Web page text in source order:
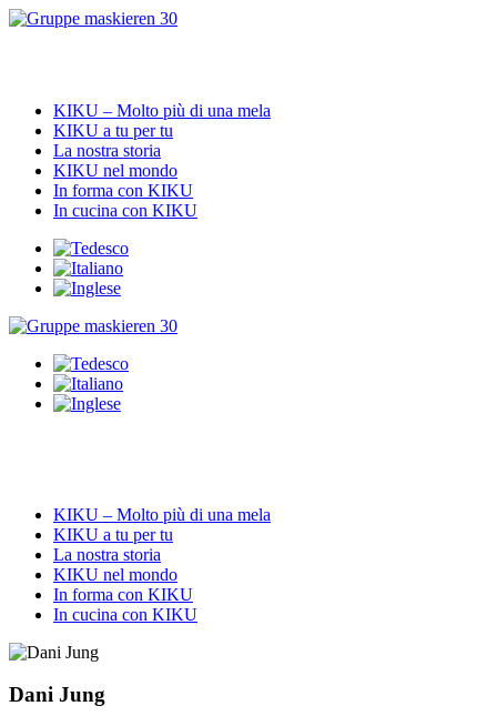
Vai
KIKU – Molto più di una mela
KIKU a tu per tu
La nostra storia
KIKU nel mondo
In forma con KIKU
In cucina con KIKU
KIKU – Molto più di una mela
KIKU a tu per tu
La nostra storia
KIKU nel mondo
In forma con KIKU
In cucina con KIKU
Dani Jung